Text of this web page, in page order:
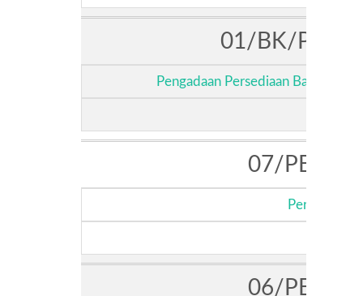
01/BK/
Pengadaan Persediaan Bahan
07/PB/
Persediaan
06/PB/